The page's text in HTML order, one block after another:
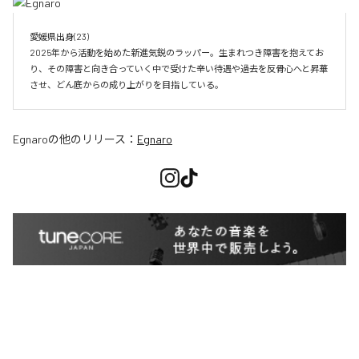
愛媛県出身(23)
2025年から活動を始めた新進気鋭のラッパー。生まれつき障害を抱えてお
り、その障害と向き合っていく中で受けた辛い待遇や過去を反骨心へと昇華
させ、どん底からの成り上がりを目指している。
Egnaroの他のリリース： Egnaro